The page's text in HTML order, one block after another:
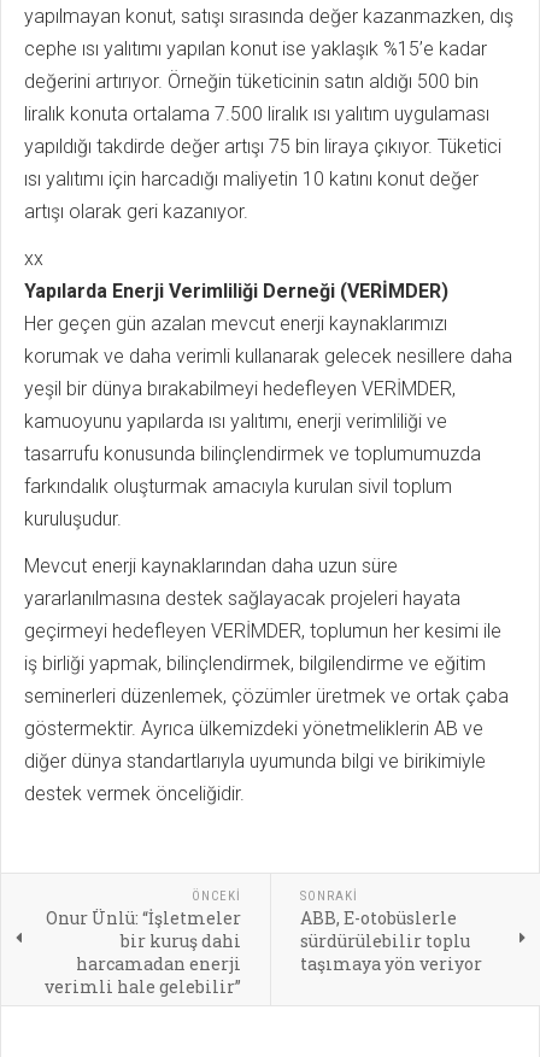
yapılmayan konut, satışı sırasında değer kazanmazken, dış
cephe ısı yalıtımı yapılan konut ise yaklaşık %15’e kadar
değerini artırıyor. Örneğin tüketicinin satın aldığı 500 bin
liralık konuta ortalama 7.500 liralık ısı yalıtım uygulaması
yapıldığı takdirde değer artışı 75 bin liraya çıkıyor. Tüketici
ısı yalıtımı için harcadığı maliyetin 10 katını konut değer
artışı olarak geri kazanıyor.
xx
Yapılarda Enerji Verimliliği Derneği (VERİMDER)
Her geçen gün azalan mevcut enerji kaynaklarımızı
korumak ve daha verimli kullanarak gelecek nesillere daha
yeşil bir dünya bırakabilmeyi hedefleyen VERİMDER,
kamuoyunu yapılarda ısı yalıtımı, enerji verimliliği ve
tasarrufu konusunda bilinçlendirmek ve toplumumuzda
farkındalık oluşturmak amacıyla kurulan sivil toplum
kuruluşudur.
Mevcut enerji kaynaklarından daha uzun süre
yararlanılmasına destek sağlayacak projeleri hayata
geçirmeyi hedefleyen VERİMDER, toplumun her kesimi ile
iş birliği yapmak, bilinçlendirmek, bilgilendirme ve eğitim
seminerleri düzenlemek, çözümler üretmek ve ortak çaba
göstermektir. Ayrıca ülkemizdeki yönetmeliklerin AB ve
diğer dünya standartlarıyla uyumunda bilgi ve birikimiyle
destek vermek önceliğidir.
ÖNCEKI
Onur Ünlü: “İşletmeler
bir kuruş dahi
harcamadan enerji
verimli hale gelebilir”
SONRAKI
ABB, E-otobüslerle
sürdürülebilir toplu
taşımaya yön veriyor